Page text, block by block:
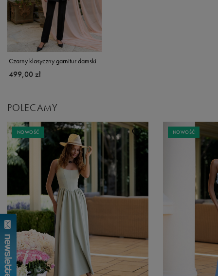
Czarny klasyczny garnitur damski
499,00 zł
POLECAMY
NOWOŚĆ NOWOŚĆ